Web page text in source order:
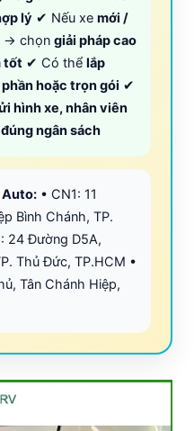
lý ✔ Nếu xe mới /
→ chọn giải pháp cao
tốt ✔ Có thể lắp
hoặc trọn gói ✔
hình xe, nhân viên
ngân sách
Auto: • CN1: 11
Bình Chánh, TP.
24 Đường D5A,
Thủ Đức, TP.HCM •
Tân Chánh Hiệp,